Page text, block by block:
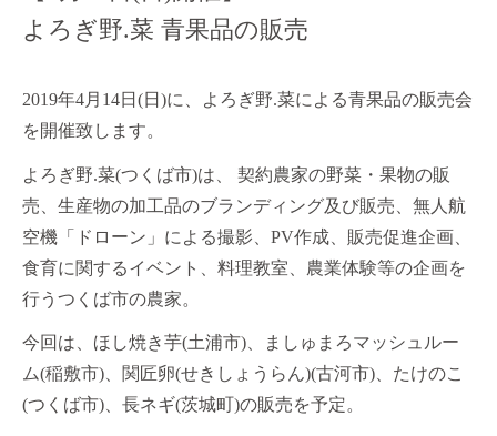
よろぎ野.菜 青果品の販売
2019年4月14日(日)に、よろぎ野.菜による青果品の販売会
を開催致します。
よろぎ野.菜(つくば市)は、 契約農家の野菜・果物の販
売、生産物の加工品のブランディング及び販売、無人航
空機「ドローン」による撮影、PV作成、販売促進企画、
食育に関するイベント、料理教室、農業体験等の企画を
行うつくば市の農家。
今回は、ほし焼き芋(土浦市)、ましゅまろマッシュルー
ム(稲敷市)、関匠卵(せきしょうらん)(古河市)、たけのこ
(つくば市)、長ネギ(茨城町)の販売を予定。